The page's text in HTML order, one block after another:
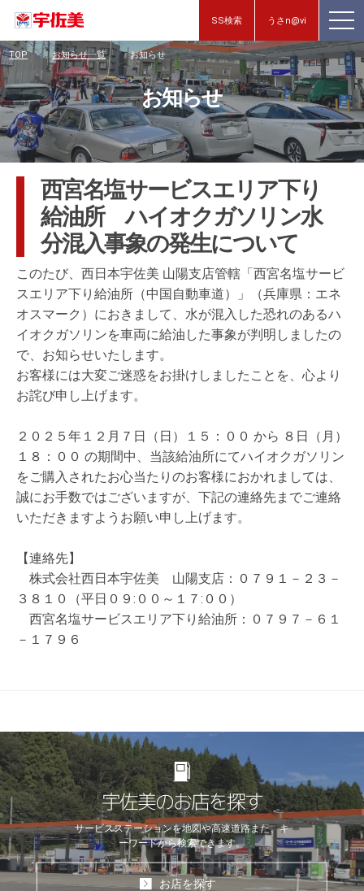
SS検索 うさn@vi
TOP お知らせ一覧 お知らせ
お知らせ
西宮名塩サービスエリア下り
給油所 ハイオクガソリン水
分混入事象の発生について
このたび、西日本宇佐美 山陽支店管轄「西宮名塩サービ
スエリア下り給油所（中国自動車道）」（兵庫県：エネ
オスマーク）におきまして、水が混入した恐れのあるハ
イオクガソリンを車両に給油した事象が判明しましたの
で、お知らせいたします。
お客様には大変ご迷惑をお掛けしましたことを、心より
お詫び申し上げます。
２０２５年１２月７日（日）１５：００ から ８日（月）
１８：００ の期間中、当該給油所にてハイオクガソリン
をご購入されたお心当たりのお客様におかれましては、
誠にお手数ではございますが、下記の連絡先までご連絡
いただきますようお願い申し上げます。
【連絡先】
株式会社西日本宇佐美 山陽支店：０７９１－２３－
３８１０（平日０９:００～１７:００）
西宮名塩サービスエリア下り給油所：０７９７－６１
－１７９６
宇佐美のお店を探す
サービスステーションを地図や高速道路また、キ
ーワードから検索できます。
お店を探す